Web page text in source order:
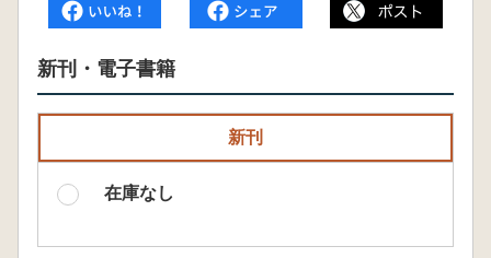
新刊・電子書籍
新刊
在庫なし